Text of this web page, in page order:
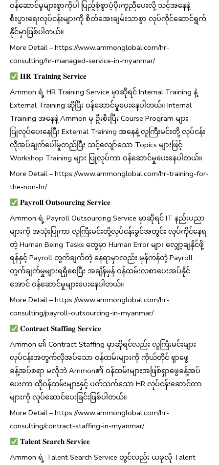
ဝန်ဆောင်မှုများစွာကိုပါ ပြည့်စုံစွာပံ့ပိုးကူညီပေးလို့ သင့်အနေနဲ့
စီးပွားရေးလုပ်ငန်းများကို စိတ်အေးချမ်းသာစွာ လုပ်ကိုင်ဆောင်ရွက်
နိုင်မှာဖြစ်ပါတယ်။
More Detail – https://www.ammonglobal.com/hr-
consulting/hr-managed-service-in-myanmar/
𝐇𝐑 𝐓𝐫𝐚𝐢𝐧𝐢𝐧𝐠 𝐒𝐞𝐫𝐯𝐢𝐜𝐞
Ammon ရဲ့ HR Training Service မှာဆိုရင် Internal Training နဲ့
External Training ဆိုပြီး ဝန်ဆောင်မှုပေးနေပါတယ်။ Internal
Training အနေနဲ့ Ammon မှ ဦးစီးပြီး Course Program များ
ပြုလုပ်ပေးနေပြီး External Training အနေနဲ့ လူကြီးမင်းတို့ လုပ်ငန်း
လိုအပ်ချက်ပေါ်မူတည်ပြီး သင့်လျော်သော Topics များဖြင့်
Workshop Training များ ပြုလုပ်ကာ ဝန်ဆောင်မှုပေးနေပါတယ်။
More Detail – https://www.ammonglobal.com/hr-training-for-
the-non-hr/
𝐏𝐚𝐲𝐫𝐨𝐥𝐥 𝐎𝐮𝐭𝐬𝐨𝐮𝐫𝐜𝐢𝐧𝐠 𝐒𝐞𝐫𝐯𝐢𝐜𝐞
Ammon ရဲ့ Payroll Outsourcing Service မှာဆိုရင် IT နည်းပညာ
များကို အသုံးပြုကာ လူကြီးမင်းတို့လုပ်ငန်းခွင်အတွင်း လုပ်ကိုင်နေရ
တဲ့ Human Being Tasks တွေမှာ Human Error များ လျှော့ချနိုင်ဖို့
ရန်နှင့် Payroll တွက်ချက်တဲ့ နေရာမှာလည်း မှန်ကန်တဲ့ Payroll
တွက်ချက်မှုများရရှိစေပြီး အချိန်မှန် ဝန်ထမ်းလစာပေးအပ်နိုင်
အောင် ဝန်ဆောင်မှုများပေးနေပါတယ်။
More Detail – https://www.ammonglobal.com/hr-
consulting/payroll-outsourcing-in-myanmar/
𝐂𝐨𝐧𝐭𝐫𝐚𝐜𝐭 𝐒𝐭𝐚𝐟𝐟𝐢𝐧𝐠 𝐒𝐞𝐫𝐯𝐢𝐜𝐞
Ammon ၏ Contract Staffing မှာဆိုရင်လည်း လူကြီးမင်းများ
လုပ်ငန်းအတွက်လိုအပ်သော ဝန်ထမ်းများကို ကိုယ်တိုင် ရှာဖွေ
ခန့်အပ်စရာ မလိုဘဲ Ammon၏ ဝန်ထမ်းများအဖြစ်ရှာဖွေခန့်အပ်
ပေးကာ ထိုဝန်ထမ်းများနှင့် ပတ်သက်သော HR လုပ်ငန်းဆောင်တာ
များကို လုပ်ဆောင်ပေးခြင်းဖြစ်ပါတယ်။
More Detail – https://www.ammonglobal.com/hr-
consulting/contract-staffing-in-myanmar/
𝐓𝐚𝐥𝐞𝐧𝐭 𝐒𝐞𝐚𝐫𝐜𝐡 𝐒𝐞𝐫𝐯𝐢𝐜𝐞
Ammon ရဲ့ Talent Search Service တွင်လည်း ယခုလို Talent